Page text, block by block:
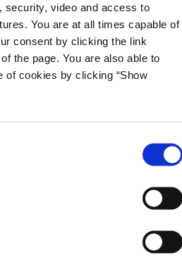
security, video and access to
You are at all times capable of
consent by clicking the link
the page. You are also able to
of cookies by clicking “Show
at vi nu har formaliseret denne
os et stort skridt nærmere
ved Buksefjorden.
i vores indsats for at fremme
og reducere vores
brændstoffer. Samtidig skaber
og en mere robust
af vandkraftprojektet er parterne med
danske stat – under forbehold for en